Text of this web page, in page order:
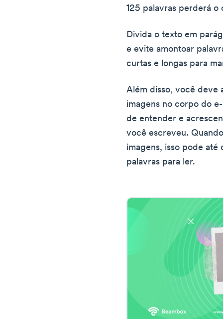
125 palavras perderá o
Divida o texto em
e evite amontoar
curtas e longas para
Além disso, você deve
imagens no corpo do
de entender e
você escreveu.
imagens, isso pode até
palavras para ler.